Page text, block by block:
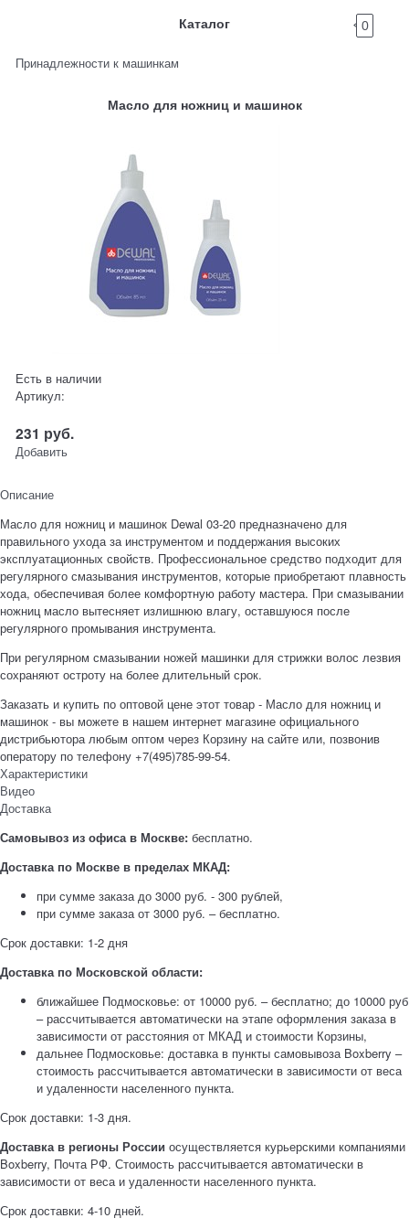
Каталог 0
Принадлежности к машинкам
Масло для ножниц и машинок
Есть в наличии
Артикул:
231 руб.
Добавить
Описание
Масло для ножниц и машинок Dewal 03-20 предназначено для
правильного ухода за инструментом и поддержания высоких
эксплуатационных свойств. Профессиональное средство подходит для
регулярного смазывания инструментов, которые приобретают плавность
хода, обеспечивая более комфортную работу мастера. При смазывании
ножниц масло вытесняет излишнюю влагу, оставшуюся после
регулярного промывания инструмента.
При регулярном смазывании ножей машинки для стрижки волос лезвия
сохраняют остроту на более длительный срок.
Заказать и купить по оптовой цене этот товар - Масло для ножниц и
машинок - вы можете в нашем интернет магазине официального
дистрибьютора любым оптом через Корзину на сайте или, позвонив
оператору по телефону +7(495)785-99-54.
Характеристики
Видео
Доставка
Самовывоз из офиса в Москве: бесплатно.
Доставка по Москве в пределах МКАД:
при сумме заказа до 3000 руб. - 300 рублей,
при сумме заказа от 3000 руб. – бесплатно.
Срок доставки: 1-2 дня
Доставка по Московской области:
ближайшее Подмосковье: от 10000 руб. – бесплатно; до 10000 руб
– рассчитывается автоматически на этапе оформления заказа в
зависимости от расстояния от МКАД и стоимости Корзины,
дальнее Подмосковье: доставка в пункты самовывоза Boxberry –
стоимость рассчитывается автоматически в зависимости от веса
и удаленности населенного пункта.
Срок доставки: 1-3 дня.
Доставка в регионы России осуществляется курьерскими компаниями
Boxberry, Почта РФ. Стоимость рассчитывается автоматически в
зависимости от веса и удаленности населенного пункта.
Срок доставки: 4-10 дней.